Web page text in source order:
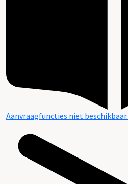
Aanvraagfuncties niet beschikbaar.